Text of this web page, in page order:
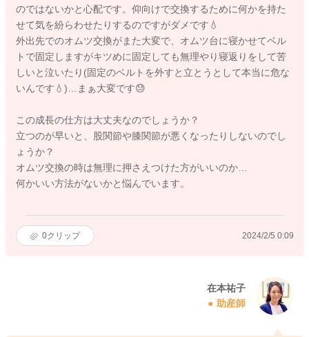
のではないかと心配です。仰向けで交換するために何かを持た
せて気を紛らわせたりするのですがダメです💧
外出先でのオムツ交換がまた大変で、オムツ台に寝かせてベル
トで固定しますがキツめに固定しても無理やり寝返りをして苦
しいと泣いたり(固定のベルトを外すと立とうとして本当に危な
いんです💧)…まぁ大変です😓
この成長の仕方は大丈夫なのでしょうか？
立つのが早いと、股関節や膝関節が悪くなったりしないのでし
ょうか？
オムツ交換の時は無理に押さえつけた方がいいのか…
何かいい方法がないかと悩んでいます。
0クリップ 2024/2/5 0:09
在本祐子
助産師